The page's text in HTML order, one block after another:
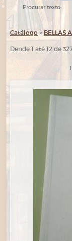
Procurar texto:
Catálogo >BELLAS
Dende 1 até 12 de
1